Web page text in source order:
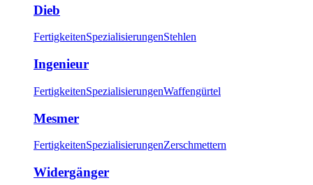
Dieb
FertigkeitenSpezialisierungenStehlen
Ingenieur
FertigkeitenSpezialisierungenWaffengürtel
Mesmer
FertigkeitenSpezialisierungenZerschmettern
Widergänger